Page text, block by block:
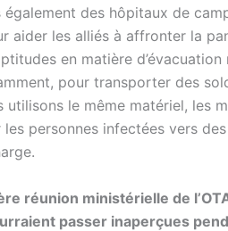
également des hôpitaux de
aider les alliés à affronter la
en matière
pour transporter des
utilisons le même matériel, les
personnes infectées vers
réunion ministérielle de
passer inaperçues